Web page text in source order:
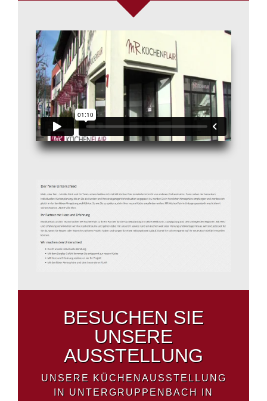
BESUCHEN SIE
UNSERE
AUSSTELLUNG
UNSERE KÜCHENAUSSTELLUNG
IN UNTERGRUPPENBACH IN